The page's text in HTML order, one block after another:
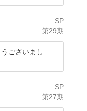
SP
第29期
ございまし
SP
第27期